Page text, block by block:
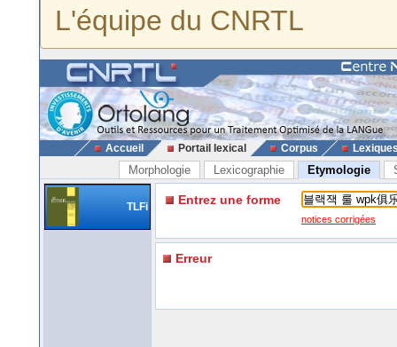
L'équipe du CNRTL
Accueil Portail lexical Corpus
Morphologie Lexicographie Etymologie
TLFi Entrez une forme
notices corrigées
Erreur